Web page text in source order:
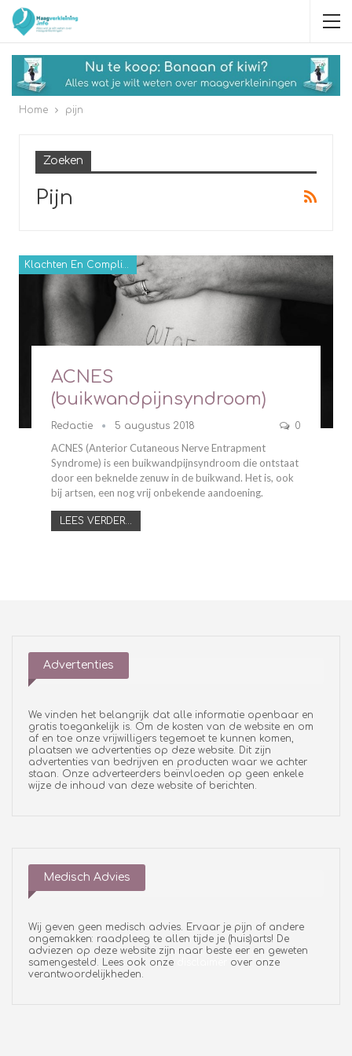
Home pijn
Zoeken
Pijn
Klachten En Complicaties
ACNES
(buikwandpijnsyndroom)
Redactie 5 augustus 2018 0
ACNES (Anterior Cutaneous Nerve Entrapment
Syndrome) is een buikwandpijnsyndroom die ontstaat
door een beknelde zenuw in de buikwand. Het is, ook
bij artsen, een nog vrij onbekende aandoening.
LEES VERDER...
Advertenties
We vinden het belangrijk dat alle informatie openbaar en
gratis toegankelijk is. Om de kosten van de website en om
af en toe onze vrijwilligers tegemoet te kunnen komen,
plaatsen we advertenties op deze website. Dit zijn
advertenties van bedrijven en producten waar we achter
staan. Onze adverteerders beïnvloeden op geen enkele
wijze de inhoud van deze website of berichten.
Medisch Advies
Wij geven geen medisch advies. Ervaar je pijn of andere
ongemakken: raadpleeg te allen tijde je (huis)arts! De
adviezen op deze website zijn naar beste eer en geweten
samengesteld. Lees ook onze
over onze
verantwoordelijkheden.